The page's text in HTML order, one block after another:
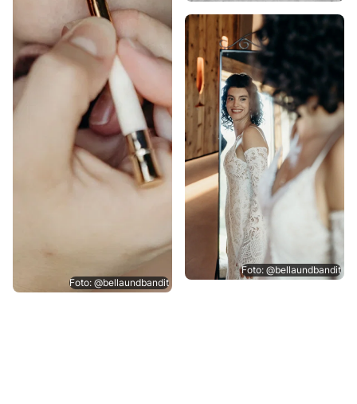
Foto: @bellaundbandit
Foto: @bellaundbandit